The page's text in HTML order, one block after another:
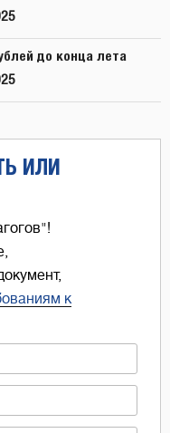
до конца лета
ИЛИ
к